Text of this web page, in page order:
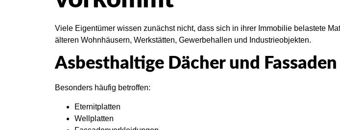
Viele Eigentümer wissen zunächst nicht, dass sich in ihrer Immobilie belastete
älteren Wohnhäusern, Werkstätten, Gewerbehallen und Industrieobjekten.
Asbesthaltige Dächer und Fassaden
Besonders häufig betroffen:
Eternitplatten
Wellplatten